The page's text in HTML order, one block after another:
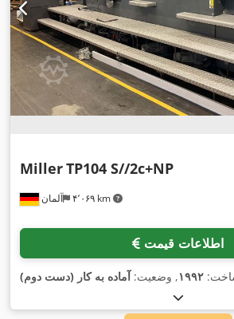
آلمان ۴٬۰۶۹ km
MillerTP104 S//2c+NP
اطلاعات قیمت
۱۹۹۲, وضعیت: آماده به کار (دست دوم)